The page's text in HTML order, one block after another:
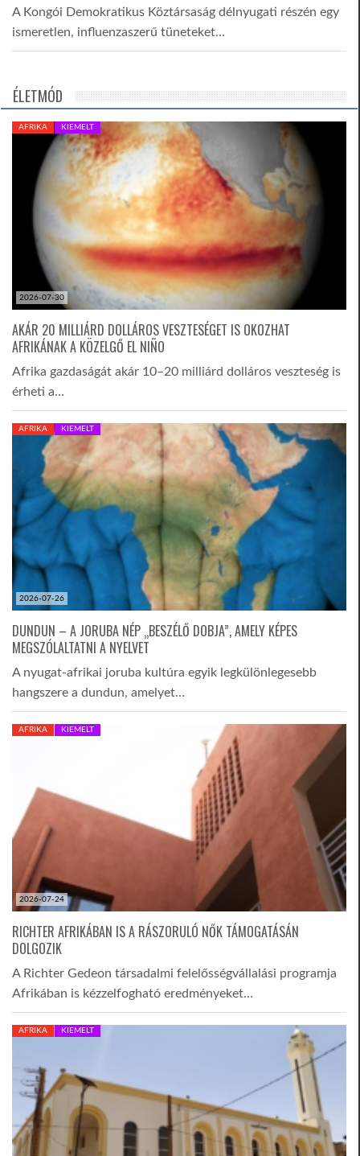
A Kongói Demokratikus Köztársaság délnyugati részén egy
ismeretlen, influenzaszerű tüneteket…
ÉLETMÓD
2026-07-30
AFRIKA KIEMELT
AKÁR 20 MILLIÁRD DOLLÁROS VESZTESÉGET IS OKOZHAT
AFRIKÁNAK A KÖZELGŐ EL NIÑO
Afrika gazdaságát akár 10–20 milliárd dolláros veszteség is
érheti a…
2026-07-26
AFRIKA KIEMELT
DUNDUN – A JORUBA NÉP „BESZÉLŐ DOBJA”, AMELY KÉPES
MEGSZÓLALTATNI A NYELVET
A nyugat-afrikai joruba kultúra egyik legkülönlegesebb
hangszere a dundun, amelyet…
2026-07-24
AFRIKA KIEMELT
RICHTER AFRIKÁBAN IS A RÁSZORULÓ NŐK TÁMOGATÁSÁN
DOLGOZIK
A Richter Gedeon társadalmi felelősségvállalási programja
Afrikában is kézzelfogható eredményeket…
AFRIKA KIEMELT